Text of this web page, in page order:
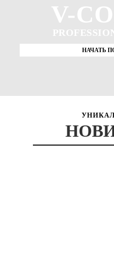
V-
НАЧАТЬ